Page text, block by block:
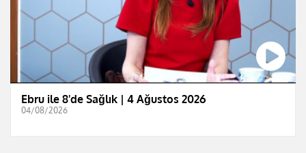
Ebru ile 8'de Sağlık | 4 Ağustos 2026
04/08/2026